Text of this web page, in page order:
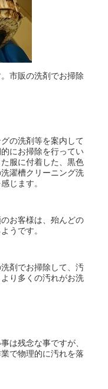
市販の洗剤でお掃除
の洗剤等を案内して
にお掃除を行ってい
服に付着した、黒色
濯槽クリーニング洗
じます。
お客様は、殆んどの
うです。
剤でお掃除して、汚
り多くの汚れがお洗
は残念な事ですが、
で物理的に汚れを落